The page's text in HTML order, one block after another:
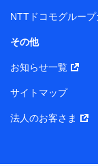
保険契約者と被
扱とならない保
情報
2. 共同利用者の
当社（https://
NTTドコモグルー
その他
お知らせ一覧
サイトマップ
法人のお客さま